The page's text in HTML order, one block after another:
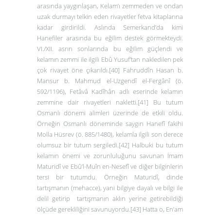
arasında yaygınlaşan, Kelam’ı zemmeden ve ondan
uzak durmayı telkin eden rivayetler fetva kitaplarına
kadar girdirildi. Aslında Semerkand’da kimi
Hanefiler arasında bu eğilim destek görmekteydi.
VI./XII. asrın sonlarında bu eğilim güçlendi ve
kelamın zemmi ile ilgili Ebû Yusuf’tan nakledilen pek
çok rivayet öne çıkarıldı.[40] Fahruddîn Hasan b.
Mansur b. Mahmud el-Uzgendî el-Fergânî (ö.
592/1196), Fetâvâ Kadîhân adlı eserinde kelamın
zemmine dair rivayetleri nakletti.[41] Bu tutum
Osmanlı dönemi alimleri üzerinde de etkili oldu.
Örneğin Osmanlı döneminde saygın Hanefî fakihi
Molla Hüsrev (ö. 885/1480), kelamla ilgili son derece
olumsuz bir tutum sergiledi.[42] Halbuki bu tutum
kelamın önemi ve zorunluluğunu savunan İmam
Maturidî ve Ebû’l-Muîn en-Nesefî ve diğer bilginlerin
tersi bir tutumdu. Örneğin Maturidî, dinde
tartışmanın (mehacce), yani bilgiye dayalı ve bilgi ile
delil getirip tartışmanın aklın yerine getirebildiği
ölçüde gerekliliğini savunuyordu.[43] Hatta o, En’am